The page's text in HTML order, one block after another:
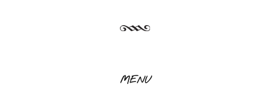
MENU